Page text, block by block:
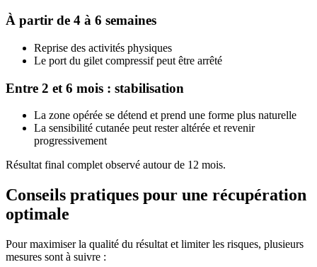
À partir de 4 à 6 semaines
Reprise des activités physiques
Le port du gilet compressif peut être arrêté
Entre 2 et 6 mois : stabilisation
La zone opérée se détend et prend une forme plus naturelle
La sensibilité cutanée peut rester altérée et revenir
progressivement
Résultat final complet observé autour de 12 mois.
Conseils pratiques pour une récupération
optimale
Pour maximiser la qualité du résultat et limiter les risques, plusieurs
mesures sont à suivre :